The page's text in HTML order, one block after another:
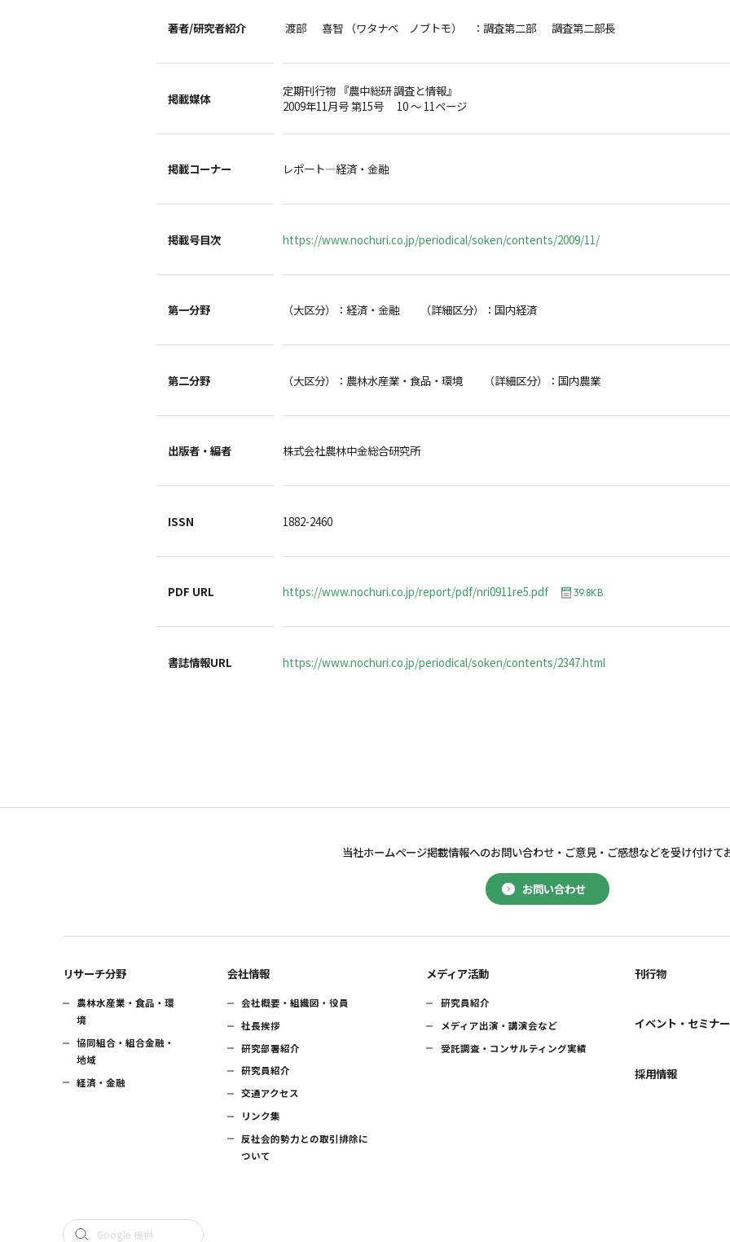
著者/研究者紹介 渡部 喜智 （ワタナベ ノブトモ） ：調査第二部 調査第二部長
掲載媒体
定期刊行物 『農中総研 調査と情報』
2009年11月号 第15号 10 ～ 11ページ
掲載コーナー レポート―経済・金融
掲載号目次 https://www.nochuri.co.jp/periodical/soken/contents/2009/11/
第一分野 （大区分）：経済・金融 （詳細区分）：国内経済
第二分野 （大区分）：農林水産業・食品・環境 （詳細区分）：国内農業
出版者・編者 株式会社農林中金総合研究所
ISSN 1882-2460
PDF URL https://www.nochuri.co.jp/report/pdf/nri0911re5.pdf 39.8KB
書誌情報URL https://www.nochuri.co.jp/periodical/soken/contents/2347.html
お問い合わせ
当社ホームページ掲載情報へのお問い合わせ・ ご意見・ご感想などを受け付けて
リサーチ分野
農林水産業・食品・環
境
協同組合・組合金融・
地域
経済・金融
会社情報
会社概要・組織図・役員
社長挨拶
研究部署紹介
研究員紹介
交通アクセス
リンク集
反社会的勢力との取引排除に
ついて
メディア活動
研究員紹介
メディア出演・講演会など
受託調査・コンサルティング実績
刊行物
イベント・セミナー
採用情報